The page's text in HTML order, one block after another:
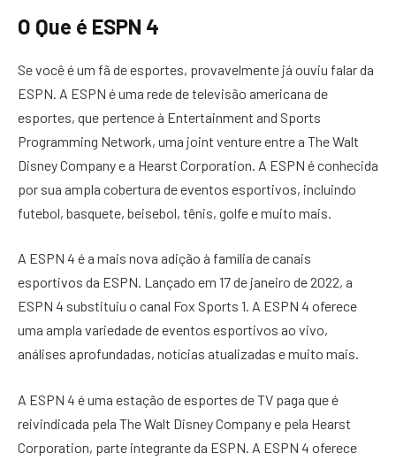
O Que é ESPN 4
Se você é um fã de esportes, provavelmente já ouviu falar da
ESPN. A ESPN é uma rede de televisão americana de
esportes, que pertence à Entertainment and Sports
Programming Network, uma joint venture entre a The Walt
Disney Company e a Hearst Corporation. A ESPN é conhecida
por sua ampla cobertura de eventos esportivos, incluindo
futebol, basquete, beisebol, tênis, golfe e muito mais.
A ESPN 4 é a mais nova adição à família de canais
esportivos da ESPN. Lançado em 17 de janeiro de 2022, a
ESPN 4 substituiu o canal Fox Sports 1. A ESPN 4 oferece
uma ampla variedade de eventos esportivos ao vivo,
análises aprofundadas, notícias atualizadas e muito mais.
A ESPN 4 é uma estação de esportes de TV paga que é
reivindicada pela The Walt Disney Company e pela Hearst
Corporation, parte integrante da ESPN. A ESPN 4 oferece